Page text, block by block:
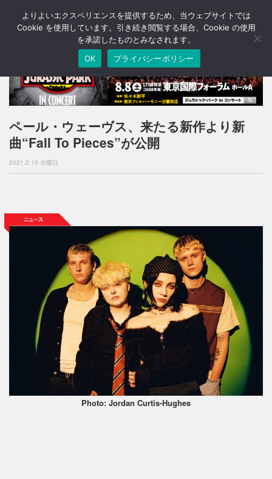
T
o
n
a
v
o
ペール・ウェーヴス、来たる新作より新
曲“Fall To Pieces”が公開
2021.2.10 水曜日
Photo: Jordan Curtis-Hughes
よりよいエクスペリエンスを提供するため、当ウェブサイトでは
Cookie を使用しています。引き続き閲覧する場合、Cookie の使用
を承諾したものとみなされます。
OK
プライバシーポリシー